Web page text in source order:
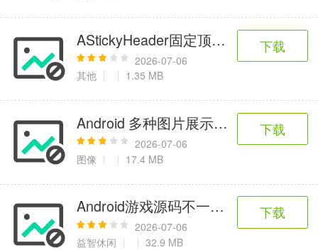
AStickyHeader固定顶栏列表控件
2026-07-06
其他
1.35 MB
下载
Android 多种图片展示样式
2026-07-06
图像
17.4 MB
下载
Android游戏源码不一样的拼图游戏源
2026-07-06
益智休闲
32.9 MB
下载